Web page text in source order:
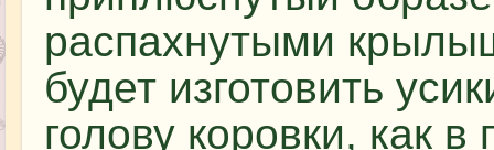
распахнутыми
будет изготовить
голову коровки, как